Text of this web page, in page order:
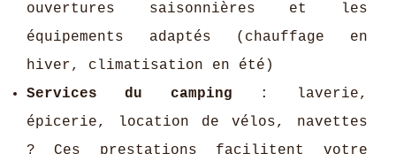
ouvertures saisonnières et les
équipements adaptés (chauffage en
hiver, climatisation en été)
Services du camping : laverie,
épicerie, location de vélos, navettes